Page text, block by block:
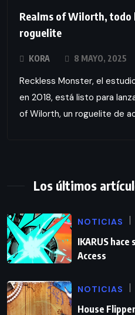
Realms of Wilorth, todo
roguelite
KORA 8 MAYO, 2025
Reckless Monster, el
en 2018, está listo para
of Wilorth, un roguelite de
Los últimos
NOTICIAS
IKARUS
Access
NOTICIAS
House